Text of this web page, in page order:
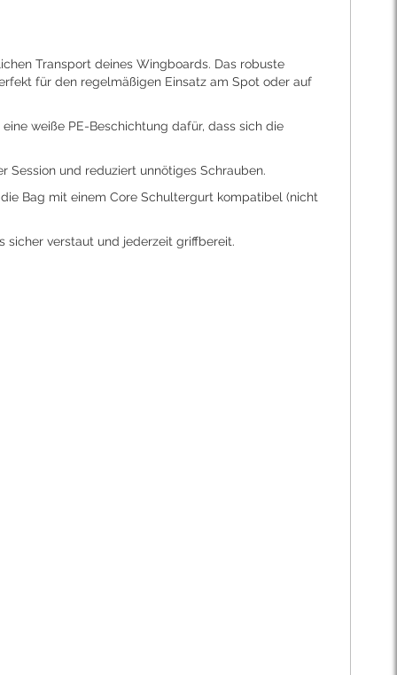
Transport deines Wingboards. Das robuste
für den regelmäßigen Einsatz am Spot oder auf
weiße PE-Beschichtung dafür, dass sich die
Session und reduziert unnötiges Schrauben.
Bag mit einem Core Schultergurt kompatibel (nicht
sicher verstaut und jederzeit griffbereit.